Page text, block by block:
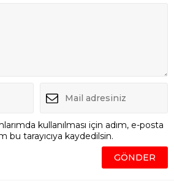
kullanılması için adım, e-posta
bu tarayıcıya kaydedilsin.